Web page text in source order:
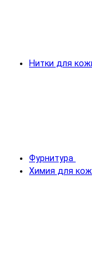
Нитки для
Фурнитура
Химия для